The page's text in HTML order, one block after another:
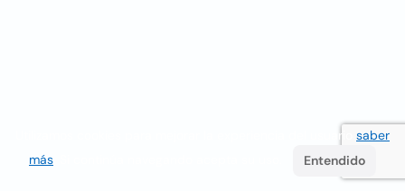
Utilizamos cookies para mejorar la experiencia del usuario saber
más
Entendido